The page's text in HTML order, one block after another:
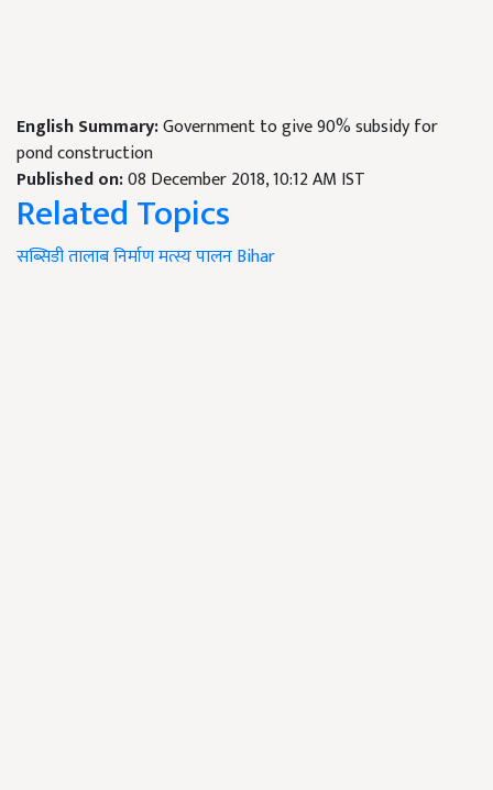
English Summary:Government to give 90% subsidy for
pond construction
Published on:08 December 2018, 10:12 AM IST
Related Topics
सब्सिडीतालाब निर्माणमत्स्य पालनBihar